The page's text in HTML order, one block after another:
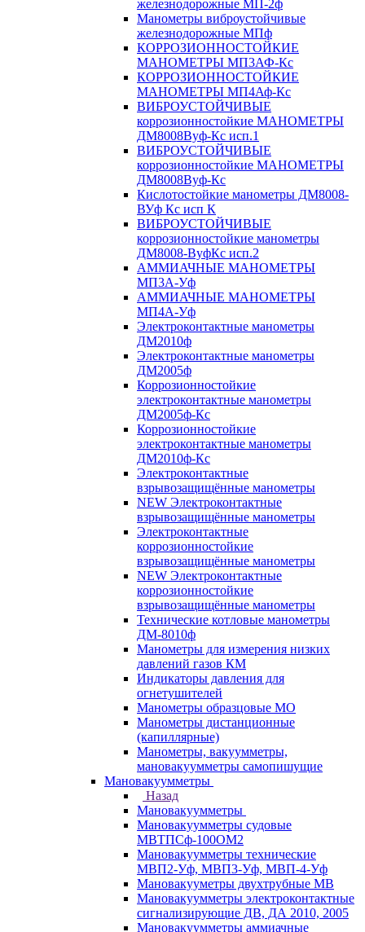
железнодорожные МП-2ф
Манометры виброустойчивые
железнодорожные МПф
КОРРОЗИОННОСТОЙКИЕ
МАНОМЕТРЫ МП3АФ-Кс
КОРРОЗИОННОСТОЙКИЕ
МАНОМЕТРЫ МП4Аф-Кс
ВИБРОУСТОЙЧИВЫЕ
коррозионностойкие МАНОМЕТРЫ
ДМ8008Вуф-Кс исп.1
ВИБРОУСТОЙЧИВЫЕ
коррозионностойкие МАНОМЕТРЫ
ДМ8008Вуф-Кс
Кислотостойкие манометры ДМ8008-
ВУф Кс исп К
ВИБРОУСТОЙЧИВЫЕ
коррозионностойкие манометры
ДМ8008-ВуфКс исп.2
АММИАЧНЫЕ МАНОМЕТРЫ
МП3А-Уф
АММИАЧНЫЕ МАНОМЕТРЫ
МП4А-Уф
Электроконтактные манометры
ДМ2010ф
Электроконтактные манометры
ДМ2005ф
Коррозионностойкие
электроконтактные манометры
ДМ2005ф-Кс
Коррозионностойкие
электроконтактные манометры
ДМ2010ф-Кс
Электроконтактные
взрывозащищённые манометры
NEW Электроконтактные
взрывозащищённые манометры
Электроконтактные
коррозионностойкие
взрывозащищённые манометры
NEW Электроконтактные
коррозионностойкие
взрывозащищённые манометры
Технические котловые манометры
ДМ-8010ф
Манометры для измерения низких
давлений газов КМ
Индикаторы давления для
огнетушителей
Манометры образцовые МО
Манометры дистанционные
(капиллярные)
Манометры, вакуумметры,
мановакуумметры самопишущие
Мановакуумметры
Назад
Мановакуумметры
Мановакуумметры судовые
МВТПСф-100ОМ2
Мановакуумметры технические
МВП2-Уф, МВП3-Уф, МВП-4-Уф
Мановакууметры двухтрубные МВ
Мановакуумметры электроконтактные
сигнализирующие ДВ, ДА 2010, 2005
Мановакуумметры аммиачные